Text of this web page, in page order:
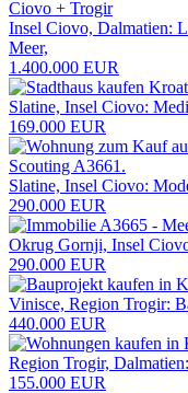
Insel Ciovo, Dalmatien:
Meer,
1.400.000 EUR
Slatine, Insel Ciovo:
169.000 EUR
Slatine, Insel Ciovo:
290.000 EUR
Okrug Gornji, Insel
290.000 EUR
Vinisce, Region Trogir:
440.000 EUR
Region Trogir,
155.000 EUR